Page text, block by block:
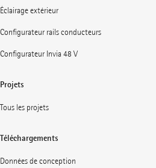
Éclairage extérieur
Configurateur rails conducteurs
Configurateur Invia 48 V
Projets
Tous les projets
Téléchargements
Données de conception